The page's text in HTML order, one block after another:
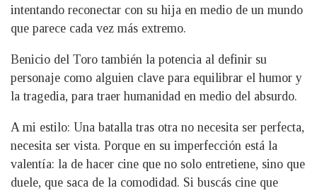
intentando reconectar con su hija en medio de un mundo
que parece cada vez más extremo.
Benicio del Toro también la potencia al definir su
personaje como alguien clave para equilibrar el humor y
la tragedia, para traer humanidad en medio del absurdo.
A mi estilo: Una batalla tras otra no necesita ser perfecta,
necesita ser vista. Porque en su imperfección está la
valentía: la de hacer cine que no solo entretiene, sino que
duele, que saca de la comodidad. Si buscás cine que